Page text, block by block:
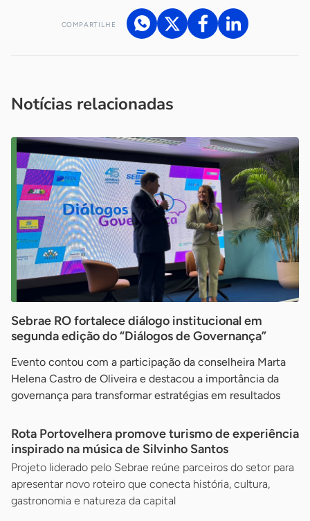
COMPARTILHE
Notícias relacionadas
Sebrae RO fortalece diálogo institucional em
segunda edição do “Diálogos de Governança”
Evento contou com a participação da conselheira Marta
Helena Castro de Oliveira e destacou a importância da
governança para transformar estratégias em resultados
Rota Portovelhera promove turismo de experiência
inspirado na música de Silvinho Santos
Projeto liderado pelo Sebrae reúne parceiros do setor para
apresentar novo roteiro que conecta história, cultura,
gastronomia e natureza da capital